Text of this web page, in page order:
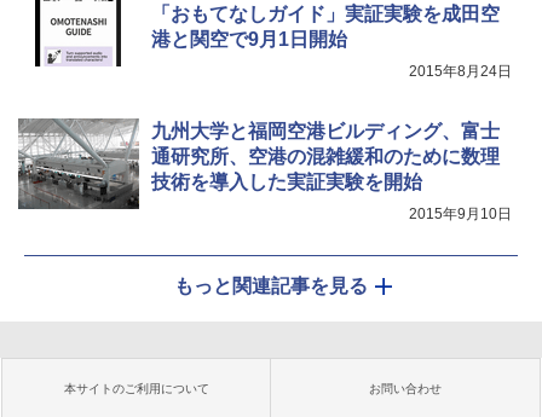
「おもてなしガイド」実証実験を成田空
港と関空で9月1日開始
2015年8月24日
九州大学と福岡空港ビルディング、富士
通研究所、空港の混雑緩和のために数理
技術を導入した実証実験を開始
2015年9月10日
もっと関連記事を見る
本サイトのご利用について お問い合わせ